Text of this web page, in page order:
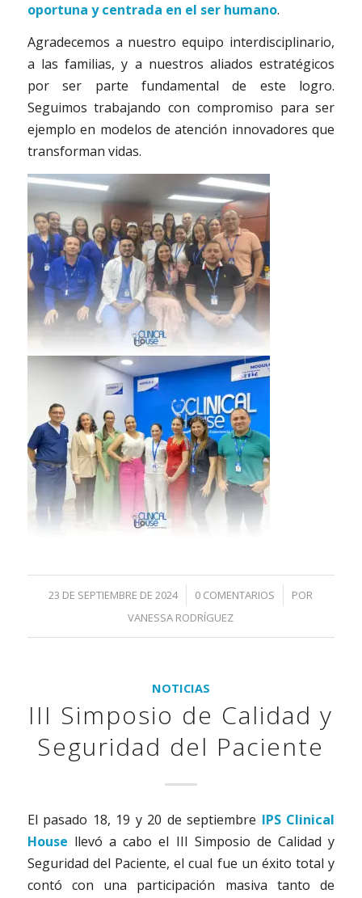
oportuna y centrada en el ser humano.
Agradecemos a nuestro equipo interdisciplinario,
a las familias, y a nuestros aliados estratégicos
por ser parte fundamental de este logro.
Seguimos trabajando con compromiso para ser
ejemplo en modelos de atención innovadores que
transforman vidas.
23 DE SEPTIEMBRE DE 2024
/ 0 COMENTARIOS
/
POR
VANESSA RODRÍGUEZ
NOTICIAS
III Simposio de Calidad y
Seguridad del Paciente
El pasado 18, 19 y 20 de septiembre IPS Clinical
House llevó a cabo el III Simposio de Calidad y
Seguridad del Paciente, el cual fue un éxito total y
contó con una participación masiva tanto de